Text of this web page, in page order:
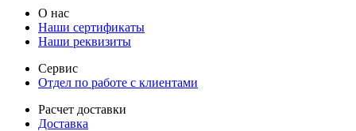
О нас
Наши сертификаты
Наши реквизиты
Сервис
Отдел по работе с клиентами
Расчет доставки
Доставка